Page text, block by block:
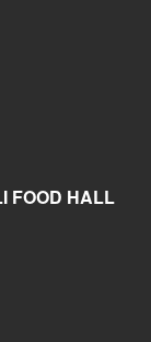
FOOD HALL